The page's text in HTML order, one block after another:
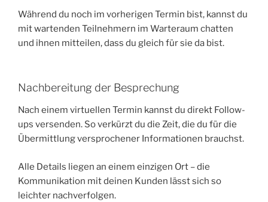
Während du noch im vorherigen Termin bist, kannst du
mit wartenden Teilnehmern im Warteraum chatten
und ihnen mitteilen, dass du gleich für sie da bist.
Nachbereitung der Besprechung
Nach einem virtuellen Termin kannst du direkt Follow-
ups versenden. So verkürzt du die Zeit, die du für die
Übermittlung versprochener Informationen brauchst.
Alle Details liegen an einem einzigen Ort – die
Kommunikation mit deinen Kunden lässt sich so
leichter nachverfolgen.